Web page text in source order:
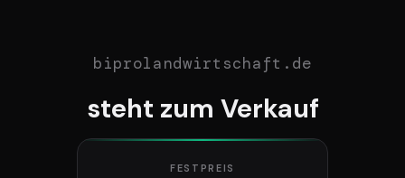
biprolandwirtschaft.de
steht zum Verkauf
FESTPREIS